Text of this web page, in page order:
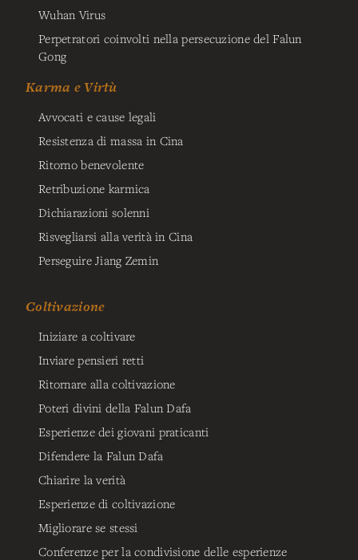
Wuhan Virus
Perpetratori coinvolti nella persecuzione del Falun
Gong
Karma e Virtù
Avvocati e cause legali
Resistenza di massa in Cina
Ritorno benevolente
Retribuzione karmica
Dichiarazioni solenni
Risvegliarsi alla verità in Cina
Perseguire Jiang Zemin
Coltivazione
Iniziare a coltivare
Inviare pensieri retti
Ritornare alla coltivazione
Poteri divini della Falun Dafa
Esperienze dei giovani praticanti
Difendere la Falun Dafa
Chiarire la verità
Esperienze di coltivazione
Migliorare se stessi
Conferenze per la condivisione delle esperienze